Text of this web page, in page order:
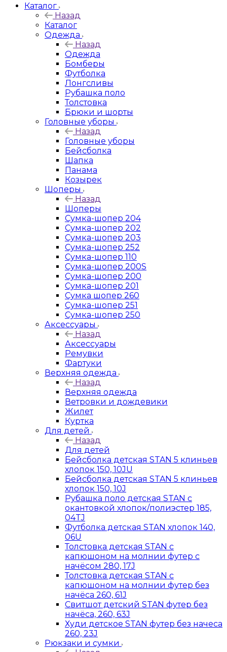
Каталог
Назад
Каталог
Одежда
Назад
Одежда
Бомберы
Футболка
Лонгсливы
Рубашка поло
Толстовка
Брюки и шорты
Головные уборы
Назад
Головные уборы
Бейсболка
Шапка
Панама
Козырек
Шоперы
Назад
Шоперы
Сумка-шопер 204
Сумка-шопер 202
Сумка-шопер 203
Сумка-шопер 252
Сумка-шопер 110
Сумка-шопер 200S
Сумка-шопер 200
Сумка-шопер 201
Сумка шопер 260
Сумка-шопер 251
Сумка-шопер 250
Аксессуары
Назад
Аксессуары
Ремувки
Фартуки
Верхняя одежда
Назад
Верхняя одежда
Ветровки и дождевики
Жилет
Куртка
Для детей
Назад
Для детей
Бейсболка детская STAN 5 клиньев
хлопок 150, 10JU
Бейсболка детская STAN 5 клиньев
хлопок 150, 10J
Рубашка поло детская STAN с
окантовкой хлопок/полиэстер 185,
04TJ
Футболка детская STAN хлопок 140,
06U
Толстовка детская STAN с
капюшоном на молнии футер с
начёсом 280, 17J
Толстовка детская STAN с
капюшоном на молнии футер без
начёса 260, 61J
Свитшот детский STAN футер без
начёса, 260, 63J
Худи детское STAN футер без начеса
260, 23J
Рюкзаки и сумки